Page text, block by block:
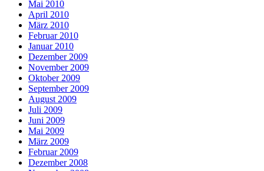
Mai 2010
April 2010
März 2010
Februar 2010
Januar 2010
Dezember 2009
November 2009
Oktober 2009
September 2009
August 2009
Juli 2009
Juni 2009
Mai 2009
März 2009
Februar 2009
Dezember 2008